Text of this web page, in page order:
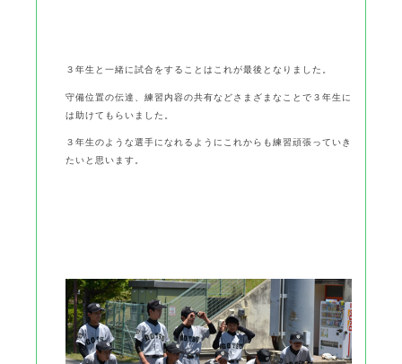
３年生と一緒に試合をすることはこれが最後となりました。
守備位置の伝達、練習内容の共有などさまざまなことで３年生に
は助けてもらいました。
３年生のような選手になれるようにこれからも練習頑張っていき
たいと思います。